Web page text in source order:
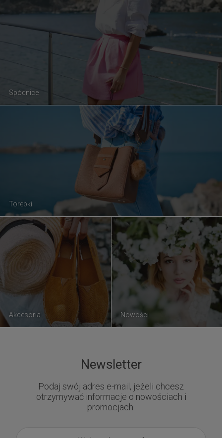
Spódnice
Torebki
Akcesoria Nowości
Newsletter
Podaj swój adres e-mail, jeżeli chcesz
otrzymywać informacje o nowościach i
promocjach.